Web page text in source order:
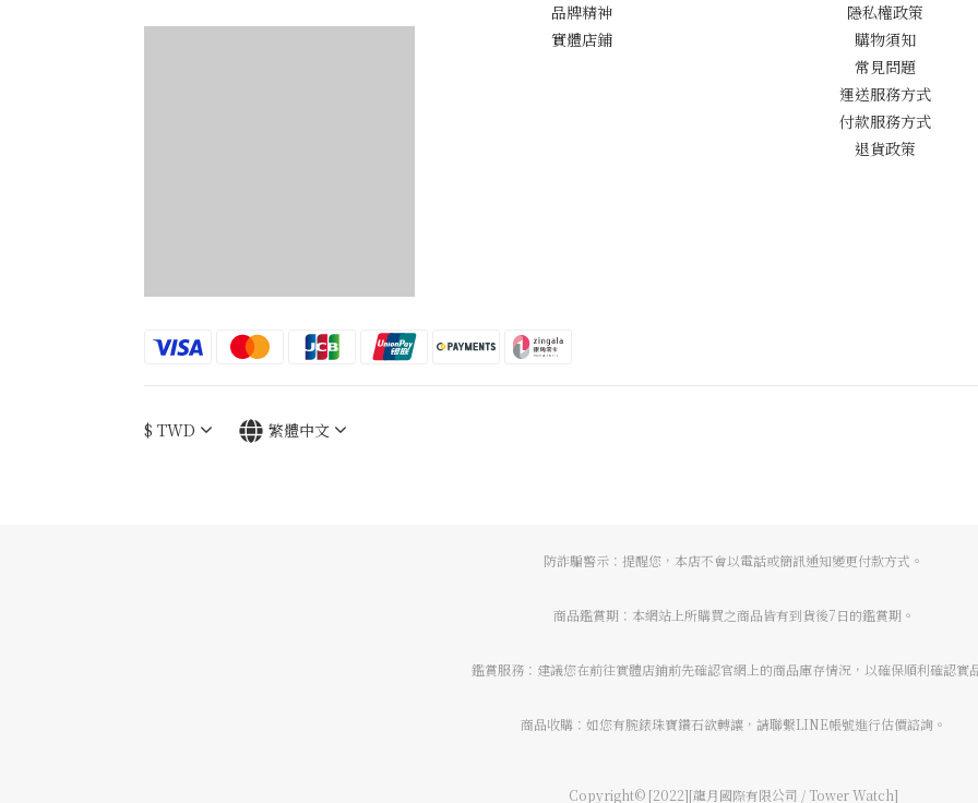
品牌精神
實體店鋪
隱私權政策
購物須知
常見問題
運送服務方式
付款服務方式
退貨政策
$ TWD 繁體中文
防詐騙警示：提醒您，本店不會以電話或簡訊通知變更付款方式。
商品鑑賞期：本網站上所購買之商品皆有到貨後7日的鑑賞期。
鑑賞服務：建議您在前往實體店鋪前先確認官網上的商品庫存情況，以確保順利確認實
商品收購：如您有腕錶珠寶鑽石欲轉讓，請聯繫LINE帳號進行估價諮詢。
Copyright© [2022][龍月國際有限公司 / Tower Watch]